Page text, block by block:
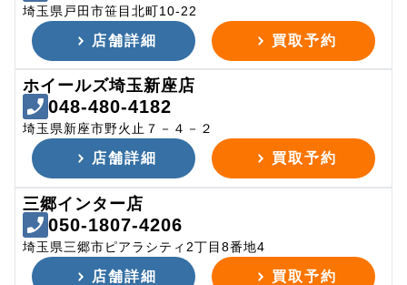
埼玉県戸田市笹目北町10-22
店舗詳細 買取予約
ホイールズ埼玉新座店
048-480-4182
埼玉県新座市野火止７－４－２
店舗詳細 買取予約
三郷インター店
050-1807-4206
埼玉県三郷市ピアラシティ2丁目8番地4
店舗詳細 買取予約